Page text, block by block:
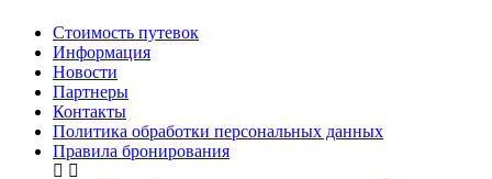
Стоимость путевок
Информация
Новости
Партнеры
Контакты
Политика обработки персональных данных
Правила бронирования